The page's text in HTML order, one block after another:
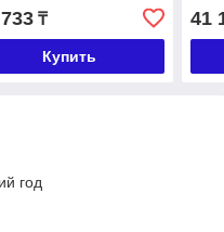
₸
Купить
1,2
41
год